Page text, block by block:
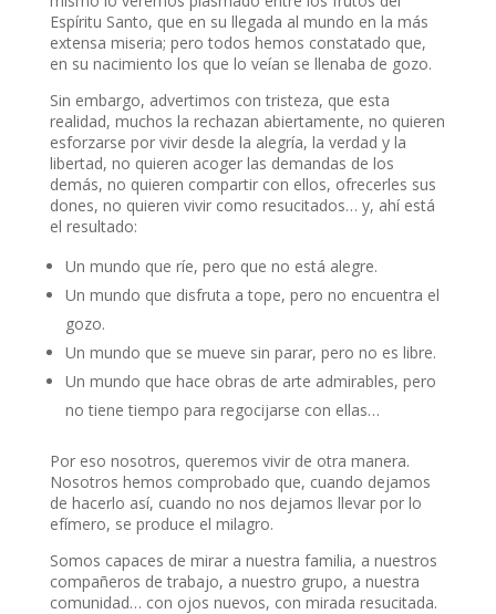
Espíritu Santo, que en su llegada al mundo en la más
extensa miseria; pero todos hemos constatado que,
en su nacimiento los que lo veían se llenaba de gozo.
Sin embargo, advertimos con tristeza, que esta
realidad, muchos la rechazan abiertamente, no quieren
esforzarse por vivir desde la alegría, la verdad y la
libertad, no quieren acoger las demandas de los
demás, no quieren compartir con ellos, ofrecerles sus
dones, no quieren vivir como resucitados… y, ahí está
el resultado:
Un mundo que ríe, pero que no está alegre.
Un mundo que disfruta a tope, pero no encuentra el
gozo.
Un mundo que se mueve sin parar, pero no es libre.
Un mundo que hace obras de arte admirables, pero
no tiene tiempo para regocijarse con ellas…
Por eso nosotros, queremos vivir de otra manera.
Nosotros hemos comprobado que, cuando dejamos
de hacerlo así, cuando no nos dejamos llevar por lo
efímero, se produce el milagro.
Somos capaces de mirar a nuestra familia, a nuestros
compañeros de trabajo, a nuestro grupo, a nuestra
comunidad… con ojos nuevos, con mirada resucitada.